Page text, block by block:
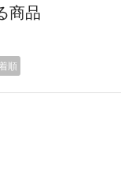
商品
順